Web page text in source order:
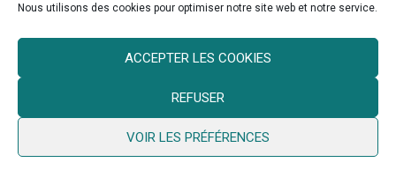
Nous utilisons des cookies pour optimiser notre site web et notre service.
ACCEPTER LES COOKIES
REFUSER
VOIR LES PRÉFÉRENCES
© 2026 Ville de Billy Berclau —neoweb.fr